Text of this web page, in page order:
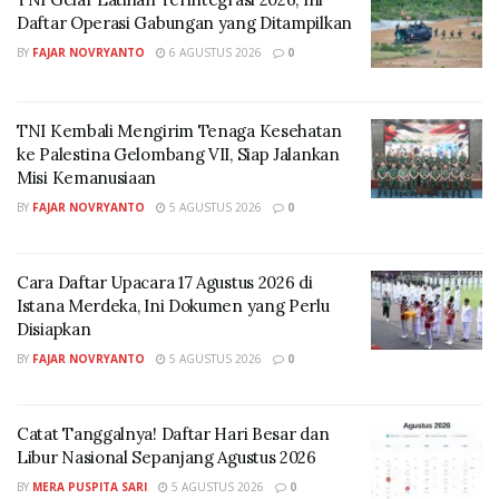
(Foto: dok. PT Kilang Pertamina Internasional (KPI)
“Untuk mencapai tujuan perusahaan, yaitu yang saling
yang bermitra, tentunya sesuai dengan koridor tata
kelola perusahaan yang baik,” ujar Didik.
Untuk mewujudkan hal tersebut, lanjut Didik, KPI
bekerjasama dengan Kejaksaan Agung Republik
Republik Indonesia (Peruri). Menurutnya, kerjasama
tersebut dijalin, tidak lain untuk menciptakan tata
kelola perusahaan yang berlandaskan Good
Governance Corporate (GCG), dalam proses penyediaan
Karena itulah dalam Vendor Day 2025, KPI memberikan
sesi pada Direktur Pertimbangan Hukum Bidang
Daftar Operasi Gabungan yang Ditampilkan
BY FAJAR NOVRYANTO 6 AGUSTUS 2026 0
TNI Kembali Mengirim Tenaga Kesehatan
ke Palestina Gelombang VII, Siap Jalankan
Misi Kemanusiaan
BY FAJAR NOVRYANTO 5 AGUSTUS 2026 0
Cara Daftar Upacara 17 Agustus 2026 di
Istana Merdeka, Ini Dokumen yang Perlu
Disiapkan
BY FAJAR NOVRYANTO 5 AGUSTUS 2026 0
Catat Tanggalnya! Daftar Hari Besar dan
Libur Nasional Sepanjang Agustus 2026
BY MERA PUSPITA SARI 5 AGUSTUS 2026 0